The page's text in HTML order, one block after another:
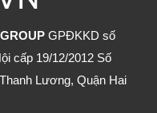
GPĐKKD số
cấp 19/12/2012 Số
Lương, Quận Hai